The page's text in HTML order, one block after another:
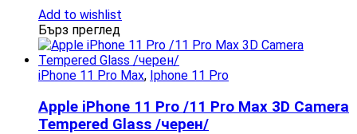
Add to wishlist
Бърз преглед
iPhone 11 Pro Max, Iphone 11 Pro
Apple iPhone 11 Pro /11 Pro Max 3D Camera
Tempered Glass /черен/